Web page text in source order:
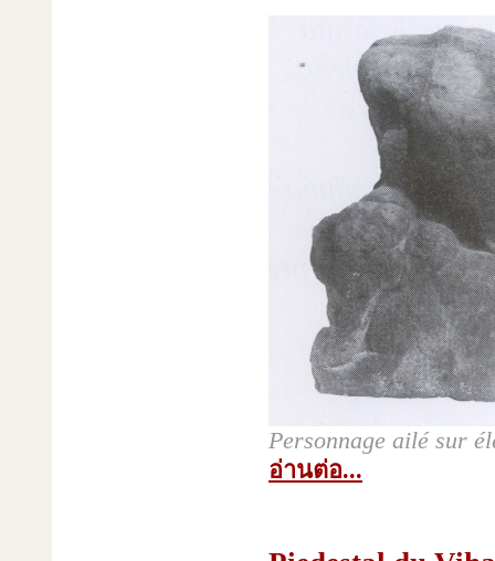
Personnage ailé sur
อ่านต่อ...